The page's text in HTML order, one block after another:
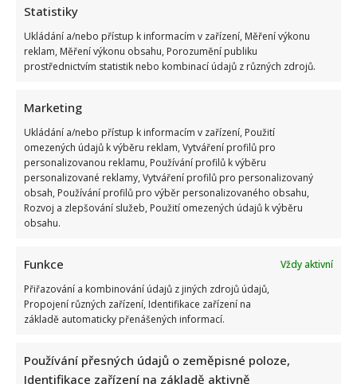
Statistiky
Ukládání a/nebo přístup k informacím v zařízení, Měření výkonu
reklam, Měření výkonu obsahu, Porozumění publiku
prostřednictvím statistik nebo kombinací údajů z různých zdrojů.
Marketing
Ukládání a/nebo přístup k informacím v zařízení, Použití
omezených údajů k výběru reklam, Vytváření profilů pro
personalizovanou reklamu, Používání profilů k výběru
personalizované reklamy, Vytváření profilů pro personalizovaný
obsah, Používání profilů pro výběr personalizovaného obsahu,
Rozvoj a zlepšování služeb, Použití omezených údajů k výběru
obsahu.
Funkce
Vždy aktivní
Přiřazování a kombinování údajů z jiných zdrojů údajů,
Propojení různých zařízení, Identifikace zařízení na
základě automaticky přenášených informací.
Používání přesných údajů o zeměpisné poloze,
Identifikace zařízení na základě aktivně